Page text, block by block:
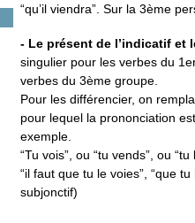
“qu’il viendra”. Sur la 3ème
- Le présent de l’indicatif et
singulier pour les verbes du
verbes du 3ème groupe.
Pour les différencier, on
pour lequel la prononciation
exemple.
“Tu vois”, ou “tu vends”, ou
“il faut que tu le voies”, “que
subjonctif)